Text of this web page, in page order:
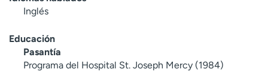
Inglés
Educación
Pasantía
Programa del Hospital St. Joseph Mercy (1984)